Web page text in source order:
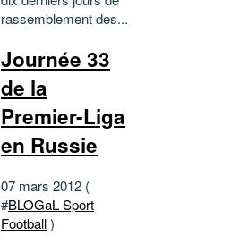
rassemblement des...
Journée 33
de la
Premier-Liga
en Russie
07 mars 2012 (
#BLOGaL Sport
Football)